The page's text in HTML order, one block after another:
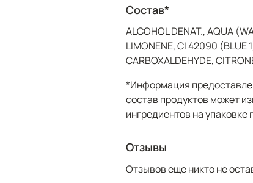
Состав*
ALCOHOL DENAT., AQUA
LIMONENE, CI 42090 (BLUE
CARBOXALDEHYDE,
*Информация
состав продуктов может
ингредиентов на упаковке
Отзывы
Отзывов еще никто не